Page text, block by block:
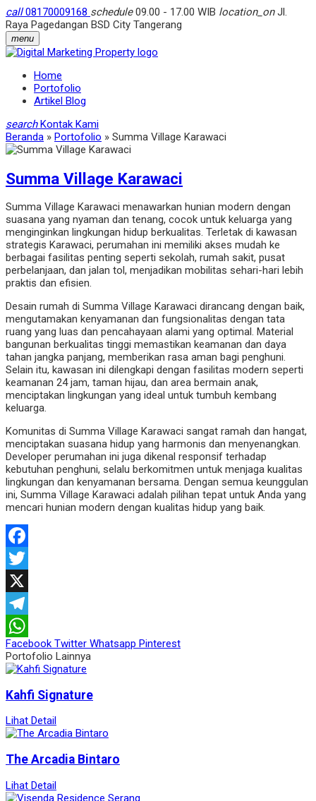
call08170009168 schedule09.00 - 17.00 WIB location_onJl.
Raya Pagedangan BSD City Tangerang
menu
Home
Portofolio
Artikel Blog
search Kontak Kami
Beranda » Portofolio » Summa Village Karawaci
Summa Village Karawaci
Summa Village Karawaci menawarkan hunian modern dengan
suasana yang nyaman dan tenang, cocok untuk keluarga yang
menginginkan lingkungan hidup berkualitas. Terletak di kawasan
strategis Karawaci, perumahan ini memiliki akses mudah ke
berbagai fasilitas penting seperti sekolah, rumah sakit, pusat
perbelanjaan, dan jalan tol, menjadikan mobilitas sehari-hari lebih
praktis dan efisien.
Desain rumah di Summa Village Karawaci dirancang dengan baik,
mengutamakan kenyamanan dan fungsionalitas dengan tata
ruang yang luas dan pencahayaan alami yang optimal. Material
bangunan berkualitas tinggi memastikan keamanan dan daya
tahan jangka panjang, memberikan rasa aman bagi penghuni.
Selain itu, kawasan ini dilengkapi dengan fasilitas modern seperti
keamanan 24 jam, taman hijau, dan area bermain anak,
menciptakan lingkungan yang ideal untuk tumbuh kembang
keluarga.
Komunitas di Summa Village Karawaci sangat ramah dan hangat,
menciptakan suasana hidup yang harmonis dan menyenangkan.
Developer perumahan ini juga dikenal responsif terhadap
kebutuhan penghuni, selalu berkomitmen untuk menjaga kualitas
lingkungan dan kenyamanan bersama. Dengan semua keunggulan
ini, Summa Village Karawaci adalah pilihan tepat untuk Anda yang
mencari hunian modern dengan kualitas hidup yang baik.
Facebook
Twitter
X
Telegram
WhatsApp
Facebook Twitter Whatsapp Pinterest
Portofolio Lainnya
Kahfi Signature
Lihat Detail
The Arcadia Bintaro
Lihat Detail